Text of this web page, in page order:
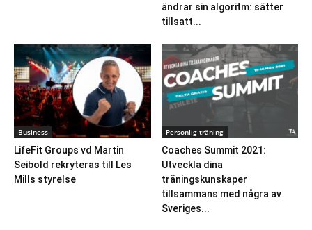
ändrar sin algoritm: sätter
tillsatt...
Business
LifeFit Groups vd Martin
Seibold rekryteras till Les
Mills styrelse
Personlig träning
Coaches Summit 2021:
Utveckla dina
träningskunskaper
tillsammans med några av
Sveriges...